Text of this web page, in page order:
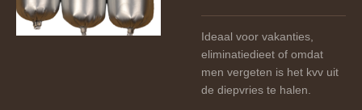
Ideaal voor vakanties,
eliminatiedieet of omdat
men vergeten is het kvv uit
de diepvries te halen.